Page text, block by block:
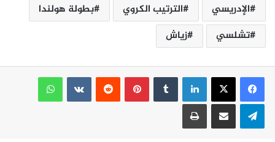
الإدريسي الترتيب الكروي
بطولة هولندا
تشلسي
زياش
لينكدإن بينتيريست
واتساب
تيلقرام مشاركة عبر البريد طباعة